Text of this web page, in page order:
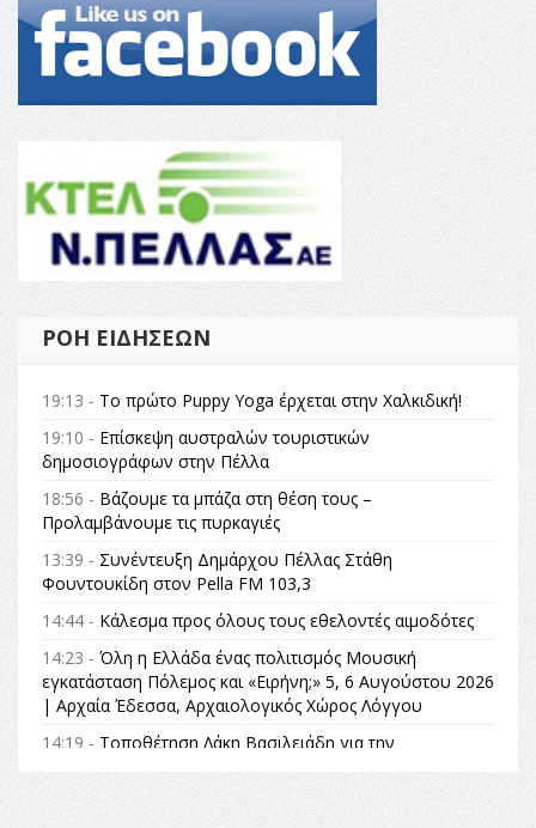
ΡΟΉ ΕΙΔΉΣΕΩΝ
19:13 - Το πρώτο Puppy Yoga έρχεται στην Χαλκιδική!
19:10 - Επίσκεψη αυστραλών τουριστικών
δημοσιογράφων στην Πέλλα
18:56 - Βάζουμε τα μπάζα στη θέση τους –
Προλαμβάνουμε τις πυρκαγιές
13:39 - Συνέντευξη Δημάρχου Πέλλας Στάθη
Φουντουκίδη στον Pella FM 103,3
14:44 - Κάλεσμα προς όλους τους εθελοντές αιμοδότες
14:23 - Όλη η Ελλάδα ένας πολιτισμός Μουσική
εγκατάσταση Πόλεμος και «Ειρήνη;» 5, 6 Αυγούστου 2026
| Αρχαία Έδεσσα, Αρχαιολογικός Χώρος Λόγγου
14:19 - Τοποθέτηση Λάκη Βασιλειάδη για την
Αναθεώρηση του Συντάγματος: «Σε τέτοιες κορυφαίες
θεσμικές διαδικασίες υπάρχει μόνο η ευθύνη απέναντι
στις επόμενες γενιές»